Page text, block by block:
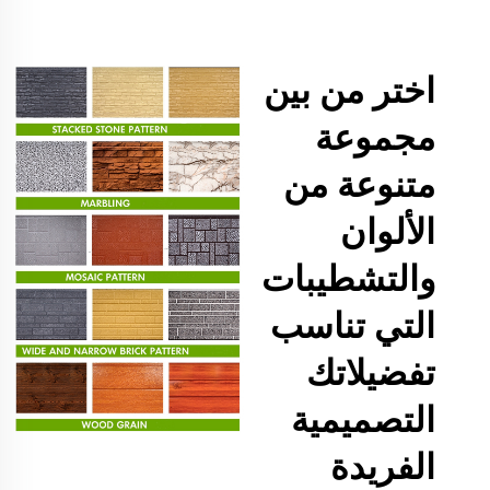
اختر من بين
مجموعة
متنوعة من
الألوان
والتشطيبات
التي تناسب
تفضيلاتك
التصميمية
الفريدة